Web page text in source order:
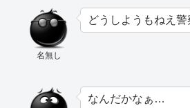
名無し
どうしようもねえ
なんだかなぁ…